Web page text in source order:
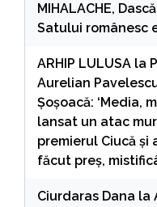
MIHALACHE,
Satului românesc
ARHIP LULUSA la
Aurelian
Șoșoacă: ‘Media,
lansat un atac
premierul Ciucă
făcut preș,
Ciurdaras Dana la